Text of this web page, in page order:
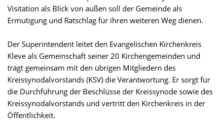
Visitation als Blick von außen soll der Gemeinde als
Ermutigung und Ratschlag für ihren weiteren Weg dienen.
Der Superintendent leitet den Evangelischen Kirchenkreis
Kleve als Gemeinschaft seiner 20 Kirchengemeinden und
trägt gemeinsam mit den übrigen Mitgliedern des
Kreissynodalvorstands (KSV) die Verantwortung. Er sorgt für
die Durchführung der Beschlüsse der Kreissynode sowie des
Kreissynodalvorstands und vertritt den Kirchenkreis in der
Öffentlichkeit.